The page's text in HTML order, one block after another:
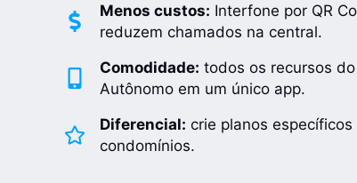
Menos custos: Interfone por QR
reduzem chamados na central.
Comodidade: todos os recursos
Autônomo em um único app.
Diferencial: crie planos
condomínios.